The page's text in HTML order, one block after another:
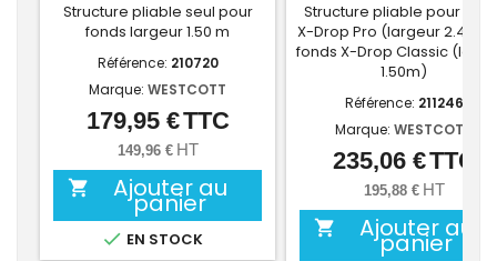
Structure pliable seul pour
fonds largeur 1.50 m
Référence: 210720
Marque: WESTCOTT
Prix
179,95 €TTC
149,96 € HT
 Ajouter au
panier
 EN STOCK
Structure pliable pour
X-Drop Pro (largeur
fonds X-Drop Classic
1.50m)
Référence: 211246
Marque: WESTCOTT
Prix
235,06 €TTC
195,88 € HT
 Ajouter au
panier